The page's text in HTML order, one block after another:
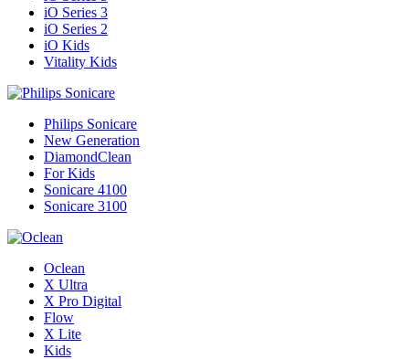
iO Series 3
iO Series 2
iO Kids
Vitality Kids
Philips Sonicare
New Generation
DiamondClean
For Kids
Sonicare 4100
Sonicare 3100
Oclean
X Ultra
X Pro Digital
Flow
X Lite
Kids